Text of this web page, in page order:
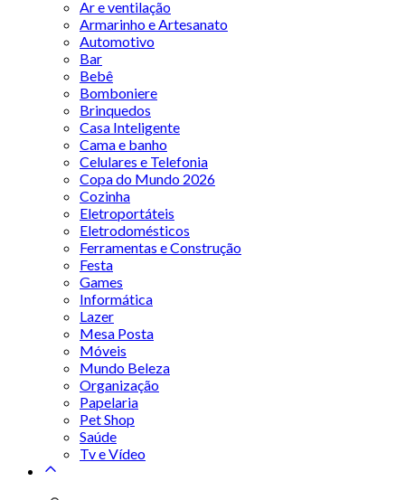
Ar e ventilação
Armarinho e Artesanato
Automotivo
Bar
Bebê
Bomboniere
Brinquedos
Casa Inteligente
Cama e banho
Celulares e Telefonia
Copa do Mundo 2026
Cozinha
Eletroportáteis
Eletrodomésticos
Ferramentas e Construção
Festa
Games
Informática
Lazer
Mesa Posta
Móveis
Mundo Beleza
Organização
Papelaria
Pet Shop
Saúde
Tv e Vídeo